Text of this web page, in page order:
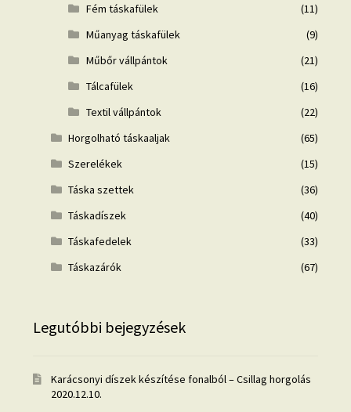
Fém táskafülek
(11)
Műanyag táskafülek
(9)
Műbőr vállpántok
(21)
Tálcafülek
(16)
Textil vállpántok
(22)
Horgolható táskaaljak
(65)
Szerelékek
(15)
Táska szettek
(36)
Táskadíszek
(40)
Táskafedelek
(33)
Táskazárók
(67)
Legutóbbi bejegyzések
Karácsonyi díszek készítése fonalból – Csillag horgolás
2020.12.10.